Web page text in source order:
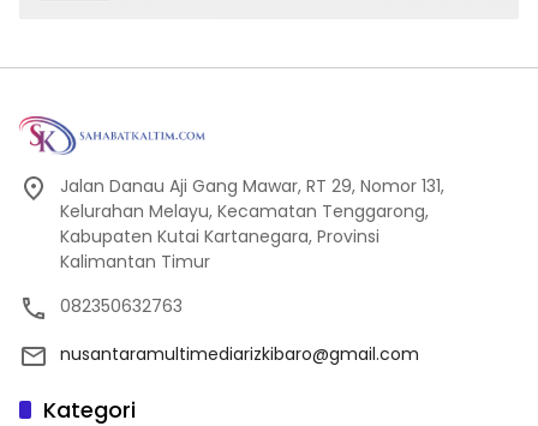
Jalan Danau Aji Gang Mawar, RT 29, Nomor 131,
Kelurahan Melayu, Kecamatan Tenggarong,
Kabupaten Kutai Kartanegara, Provinsi
Kalimantan Timur
082350632763
nusantaramultimediarizkibaro@gmail.com
Kategori